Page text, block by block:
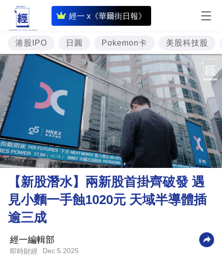
經一 x《華爾街日報》
即
時
財
經
專
資
市
理
財
商
技
港股IPO 日圓 Pokemon卡 美股科技股
【新股潛水】兩新股首掛齊破發 遇
見小麵一手蝕1020元 天域半導體插
逾三成
經一編輯部
即時財經 Dec 5 2025